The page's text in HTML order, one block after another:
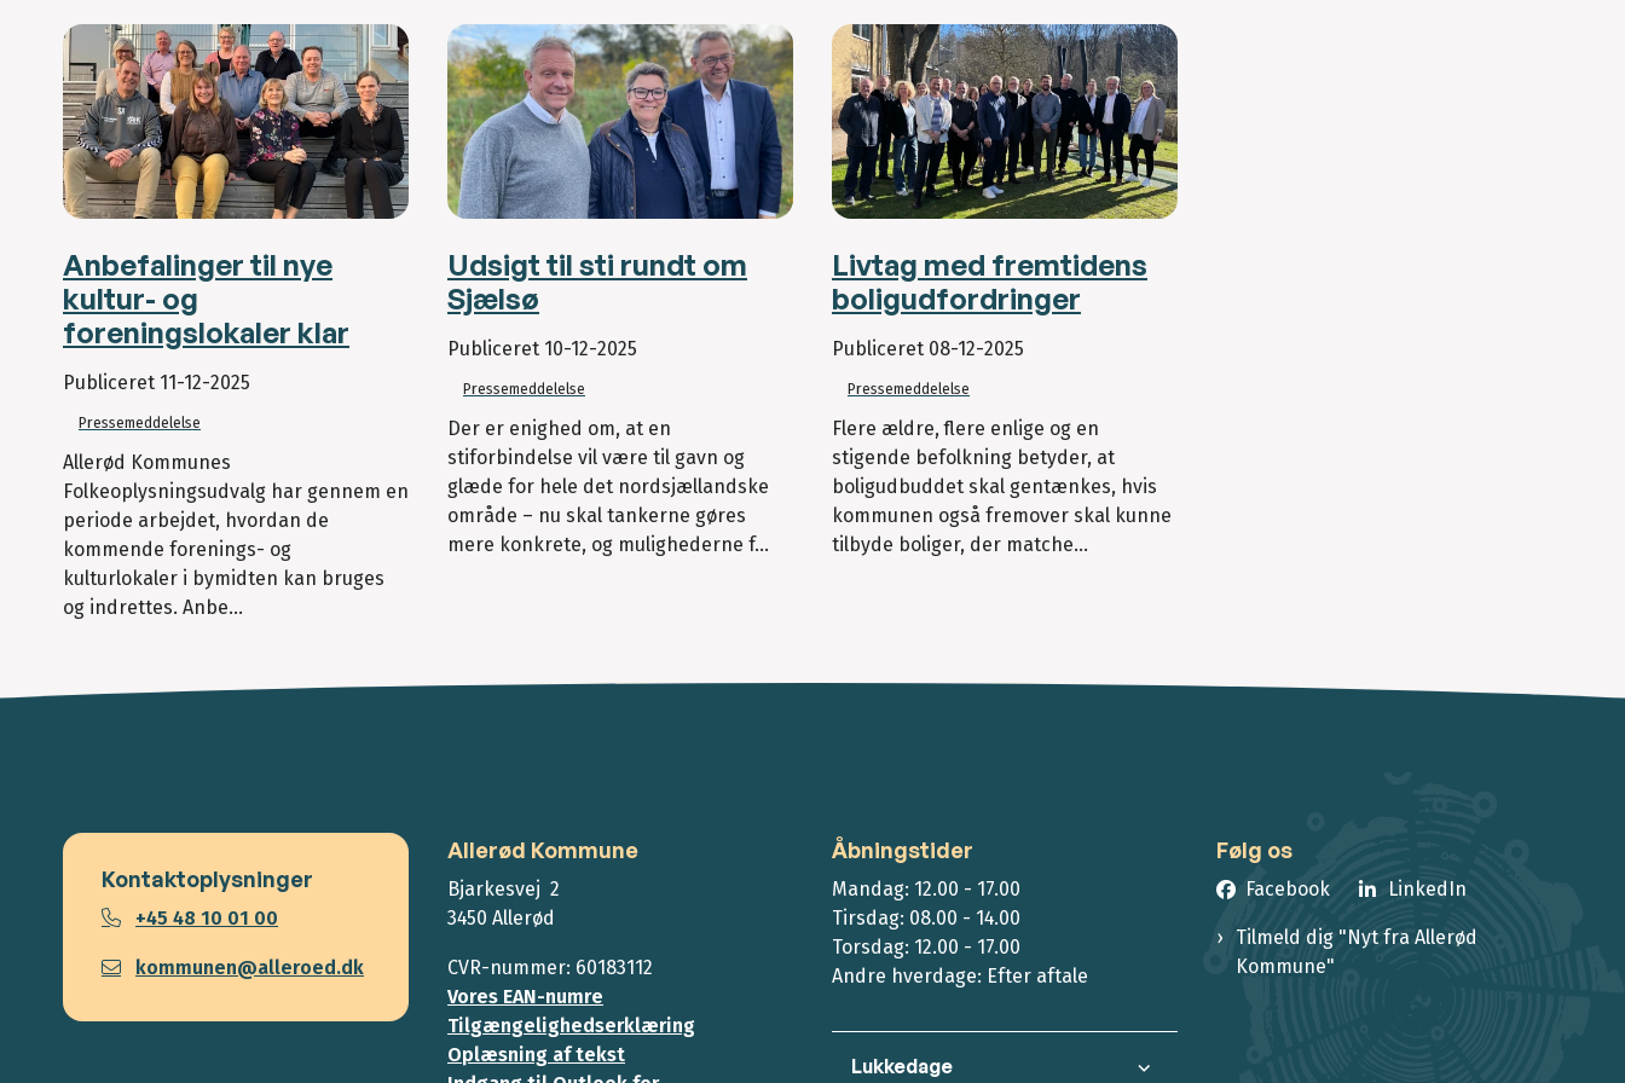
Anbefalinger til nye
kultur- og
foreningslokaler klar
Publiceret 11-12-2025
Pressemeddelelse
Allerød Kommunes
Folkeoplysningsudvalg har gennem en
periode arbejdet, hvordan de
kommende forenings- og
kulturlokaler i bymidten kan bruges
og indrettes. Anbe...
Udsigt til sti rundt om
Sjælsø
Publiceret 10-12-2025
Pressemeddelelse
Der er enighed om, at en
stiforbindelse vil være til gavn og
glæde for hele det nordsjællandske
område – nu skal tankerne gøres
mere konkrete, og mulighederne f...
Livtag med fremtidens
boligudfordringer
Publiceret 08-12-2025
Pressemeddelelse
Flere ældre, flere enlige og en
stigende befolkning betyder, at
boligudbuddet skal gentænkes, hvis
kommunen også fremover skal kunne
tilbyde boliger, der matche...
Kontaktoplysninger
+45 48 10 01 00
kommunen@alleroed.dk
Allerød Kommune
Bjarkesvej 2
3450 Allerød
CVR-nummer: 60183112
Vores EAN-numre
Tilgængelighedserklæring
Oplæsning af tekst
Åbningstider
Mandag: 12.00 - 17.00
Tirsdag: 08.00 - 14.00
Torsdag: 12.00 - 17.00
Andre hverdage: Efter aftale
Lukkedage
Følg os
Facebook LinkedIn
Tilmeld dig "Nyt fra Allerød
Kommune"